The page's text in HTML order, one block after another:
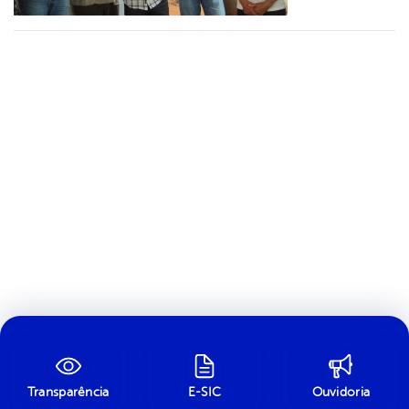
Transparência E-SIC Ouvidoria